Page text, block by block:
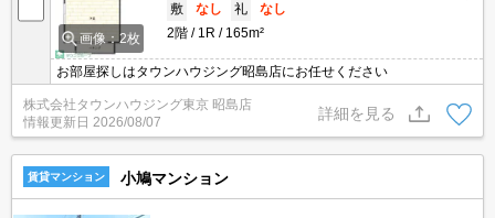
画像：2枚
敷
なし 礼
なし
2階
1R 165m²
お部屋探しはタウンハウジング昭島店にお任せください
株式会社タウンハウジング東京 昭島店
情報更新日 2026/08/07
詳細を見る
賃貸マンション 小鳩マンション